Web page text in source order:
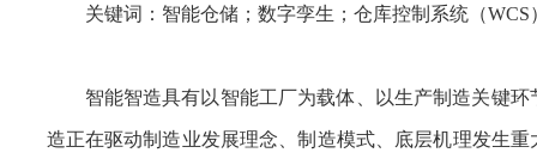
关键词：智能仓储；数字孪生；仓库控制系统（WCS
智能智造具有以智能工厂为载体、以生产制造关键
造正在驱动制造业发展理念、制造模式、底层机理发生